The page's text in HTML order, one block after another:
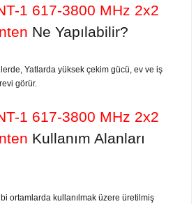
1 617-3800 MHz 2x2
Ne Yapılabilir?
Yatlarda yüksek çekim gücü, ev ve iş
görür.
1 617-3800 MHz 2x2
Kullanım Alanları
ortamlarda kullanılmak üzere üretilmiş